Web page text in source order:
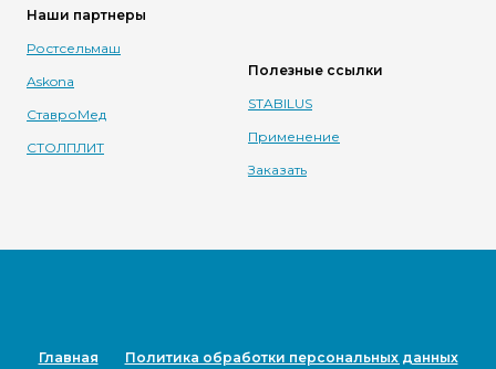
Наши партнеры
Ростсельмаш
Askona
СтавроМед
СТОЛПЛИТ
Полезные ссылки
STABILUS
Применение
Заказать
Главная Политика обработки персональных данных